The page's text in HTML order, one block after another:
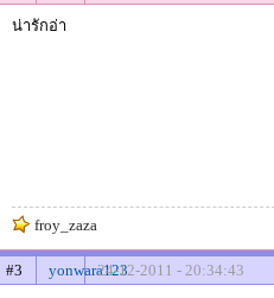
น่ารักอ่า
froy_zaza
#3 yonwara12324-12-2011 - 20:34:43